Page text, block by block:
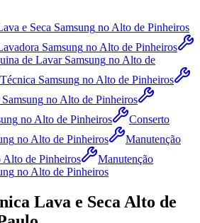
e Seca Samsung no Alto de Pinheiros
Samsung no Alto de Pinheiros
de Lavar Samsung no Alto de
Samsung no Alto de Pinheiros
no Alto de Pinheiros
no Alto de Pinheiros
Conserto
no Alto de Pinheiros
Manutenção
Alto de Pinheiros
Manutenção
no Alto de Pinheiros
Lava e Seca Alto de